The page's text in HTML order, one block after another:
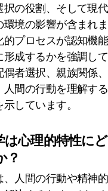
択の役割、そして現
環境の影響が含まれ
的プロセスが認知機
形成するかを強調し
偶者選択、親族関係
人間の行動を理解す
しています。
は心理的特性に
？
、人間の行動や精神